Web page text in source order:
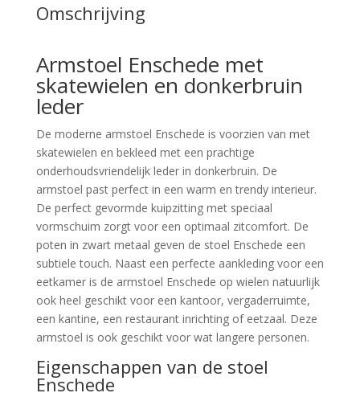
Omschrijving
Armstoel Enschede met
skatewielen en donkerbruin
leder
De moderne armstoel Enschede is voorzien van met
skatewielen en bekleed met een prachtige
onderhoudsvriendelijk leder in donkerbruin. De
armstoel past perfect in een warm en trendy interieur.
De perfect gevormde kuipzitting met speciaal
vormschuim zorgt voor een optimaal zitcomfort. De
poten in zwart metaal geven de stoel Enschede een
subtiele touch. Naast een perfecte aankleding voor een
eetkamer is de armstoel Enschede op wielen natuurlijk
ook heel geschikt voor een kantoor, vergaderruimte,
een kantine, een restaurant inrichting of eetzaal. Deze
armstoel is ook geschikt voor wat langere personen.
Eigenschappen van de stoel
Enschede